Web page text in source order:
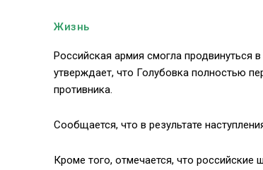
Жизнь
Российская армия смогла продвинуться
утверждает, что Голубовка полностью
противника.
Сообщается, что в результате
Кроме того, отмечается, что